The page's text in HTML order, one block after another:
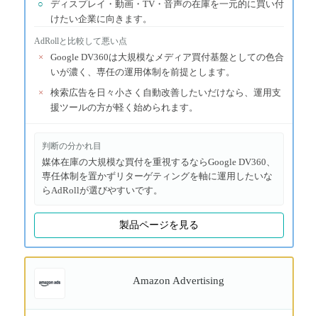
○
ディスプレイ・動画・TV・音声の在庫を一元的に買い付
けたい企業に向きます。
AdRollと比較して悪い点
×
Google DV360は大規模なメディア買付基盤としての色合
いが濃く、専任の運用体制を前提とします。
×
検索広告を日々小さく自動改善したいだけなら、運用支
援ツールの方が軽く始められます。
判断の分かれ目
媒体在庫の大規模な買付を重視するならGoogle DV360、
専任体制を置かずリターゲティングを軸に運用したいな
らAdRollが選びやすいです。
製品ページを見る
Amazon Advertising